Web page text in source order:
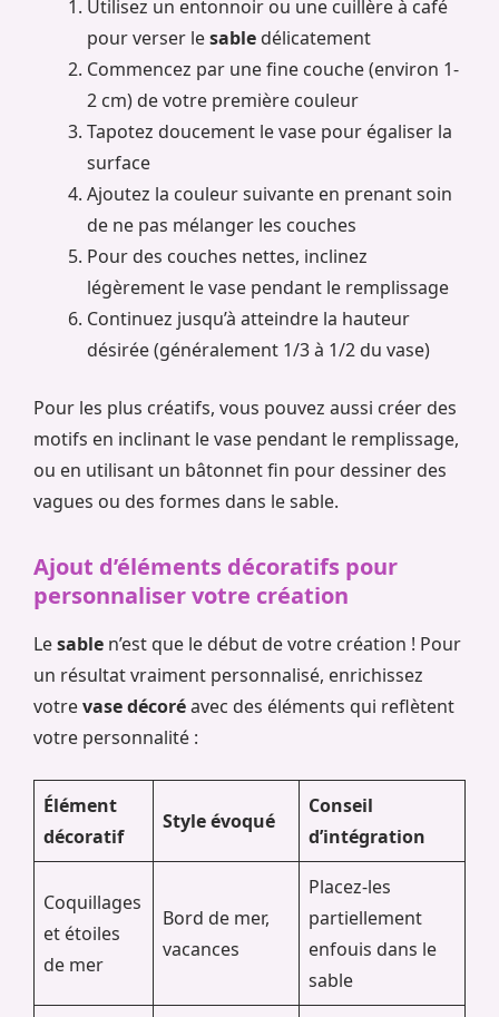
Utilisez un entonnoir ou une cuillère à café
pour verser lesable délicatement
Commencez par une fine couche (environ 1-
2 cm) de votre première couleur
Tapotez doucement le vase pour égaliser la
surface
Ajoutez la couleur suivante en prenant soin
de ne pas mélanger les couches
Pour des couches nettes, inclinez
légèrement le vase pendant le remplissage
Continuez jusqu’à atteindre la hauteur
désirée (généralement 1/3 à 1/2 du vase)
Pour les plus créatifs, vous pouvez aussi créer des
motifs en inclinant le vase pendant le remplissage,
ou en utilisant un bâtonnet fin pour dessiner des
vagues ou des formes dans le sable.
Ajout d’éléments décoratifs pour
personnaliser votre création
Lesable n’est que le début de votre création ! Pour
un résultat vraiment personnalisé, enrichissez
votrevase décoréavec des éléments qui reflètent
votre personnalité :
Élément
décoratif
Style évoqué
Conseil
d’intégration
Coquillages
et étoiles
de mer
Bord de mer,
vacances
Placez-les
partiellement
enfouis dans le
sable